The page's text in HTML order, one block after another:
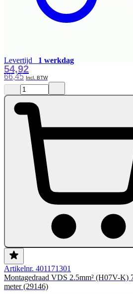
Levertijd 1 werkdag
66,45
54,92
Artikelnr. 401171301
Montagedraad VDS 2.5mm² (H07V-K)
meter (29146)